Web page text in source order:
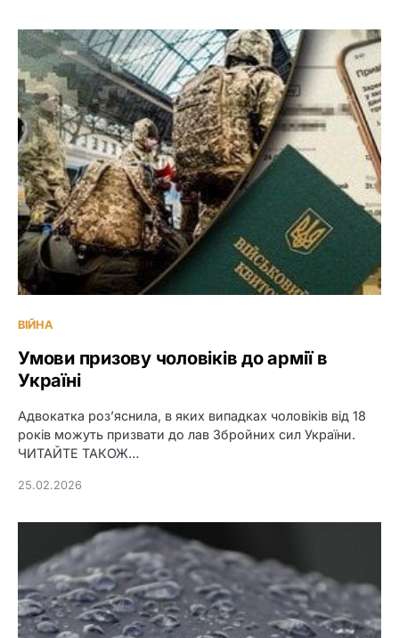
ВІЙНА
Умови призову чоловіків до армії в
Україні
Адвокатка роз’яснила, в яких випадках чоловіків від 18
років можуть призвати до лав Збройних сил України.
ЧИТАЙТЕ ТАКОЖ…
25.02.2026